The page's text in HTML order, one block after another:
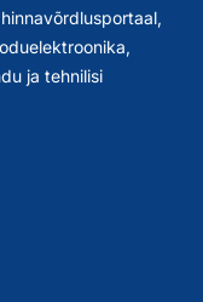
ja tehnilisi